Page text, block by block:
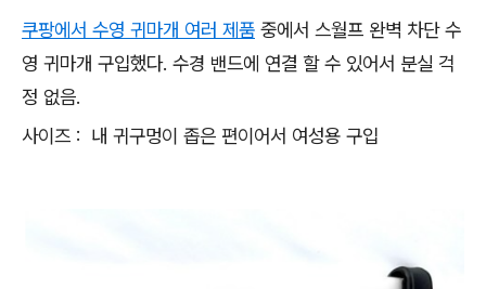
쿠팡에서 수영 귀마개 여러 제품 중에서 스월프 완벽 차단 수
영 귀마개 구입했다. 수경 밴드에 연결 할 수 있어서 분실 걱
정 없음.
사이즈 : 내 귀구멍이 좁은 편이어서 여성용 구입